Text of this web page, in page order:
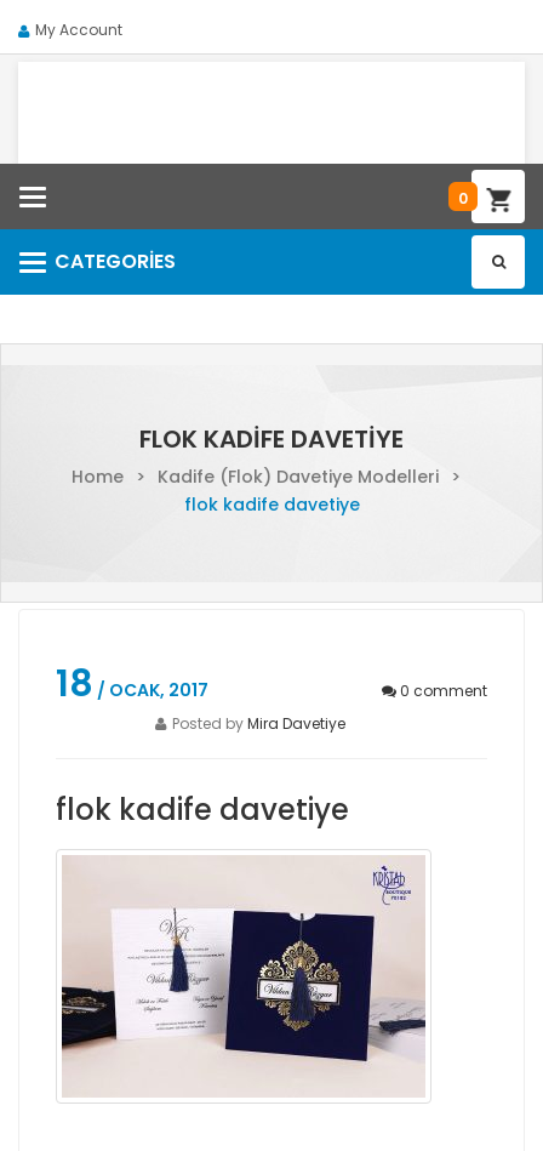
My Account
0
CATEGORIES
Categories
FLOK KADIFE DAVETIYE
Home > Kadife (Flok) Davetiye Modelleri
>
flok kadife davetiye
18 / OCAK, 2017 0 comment
Posted byMira Davetiye
flok kadife davetiye